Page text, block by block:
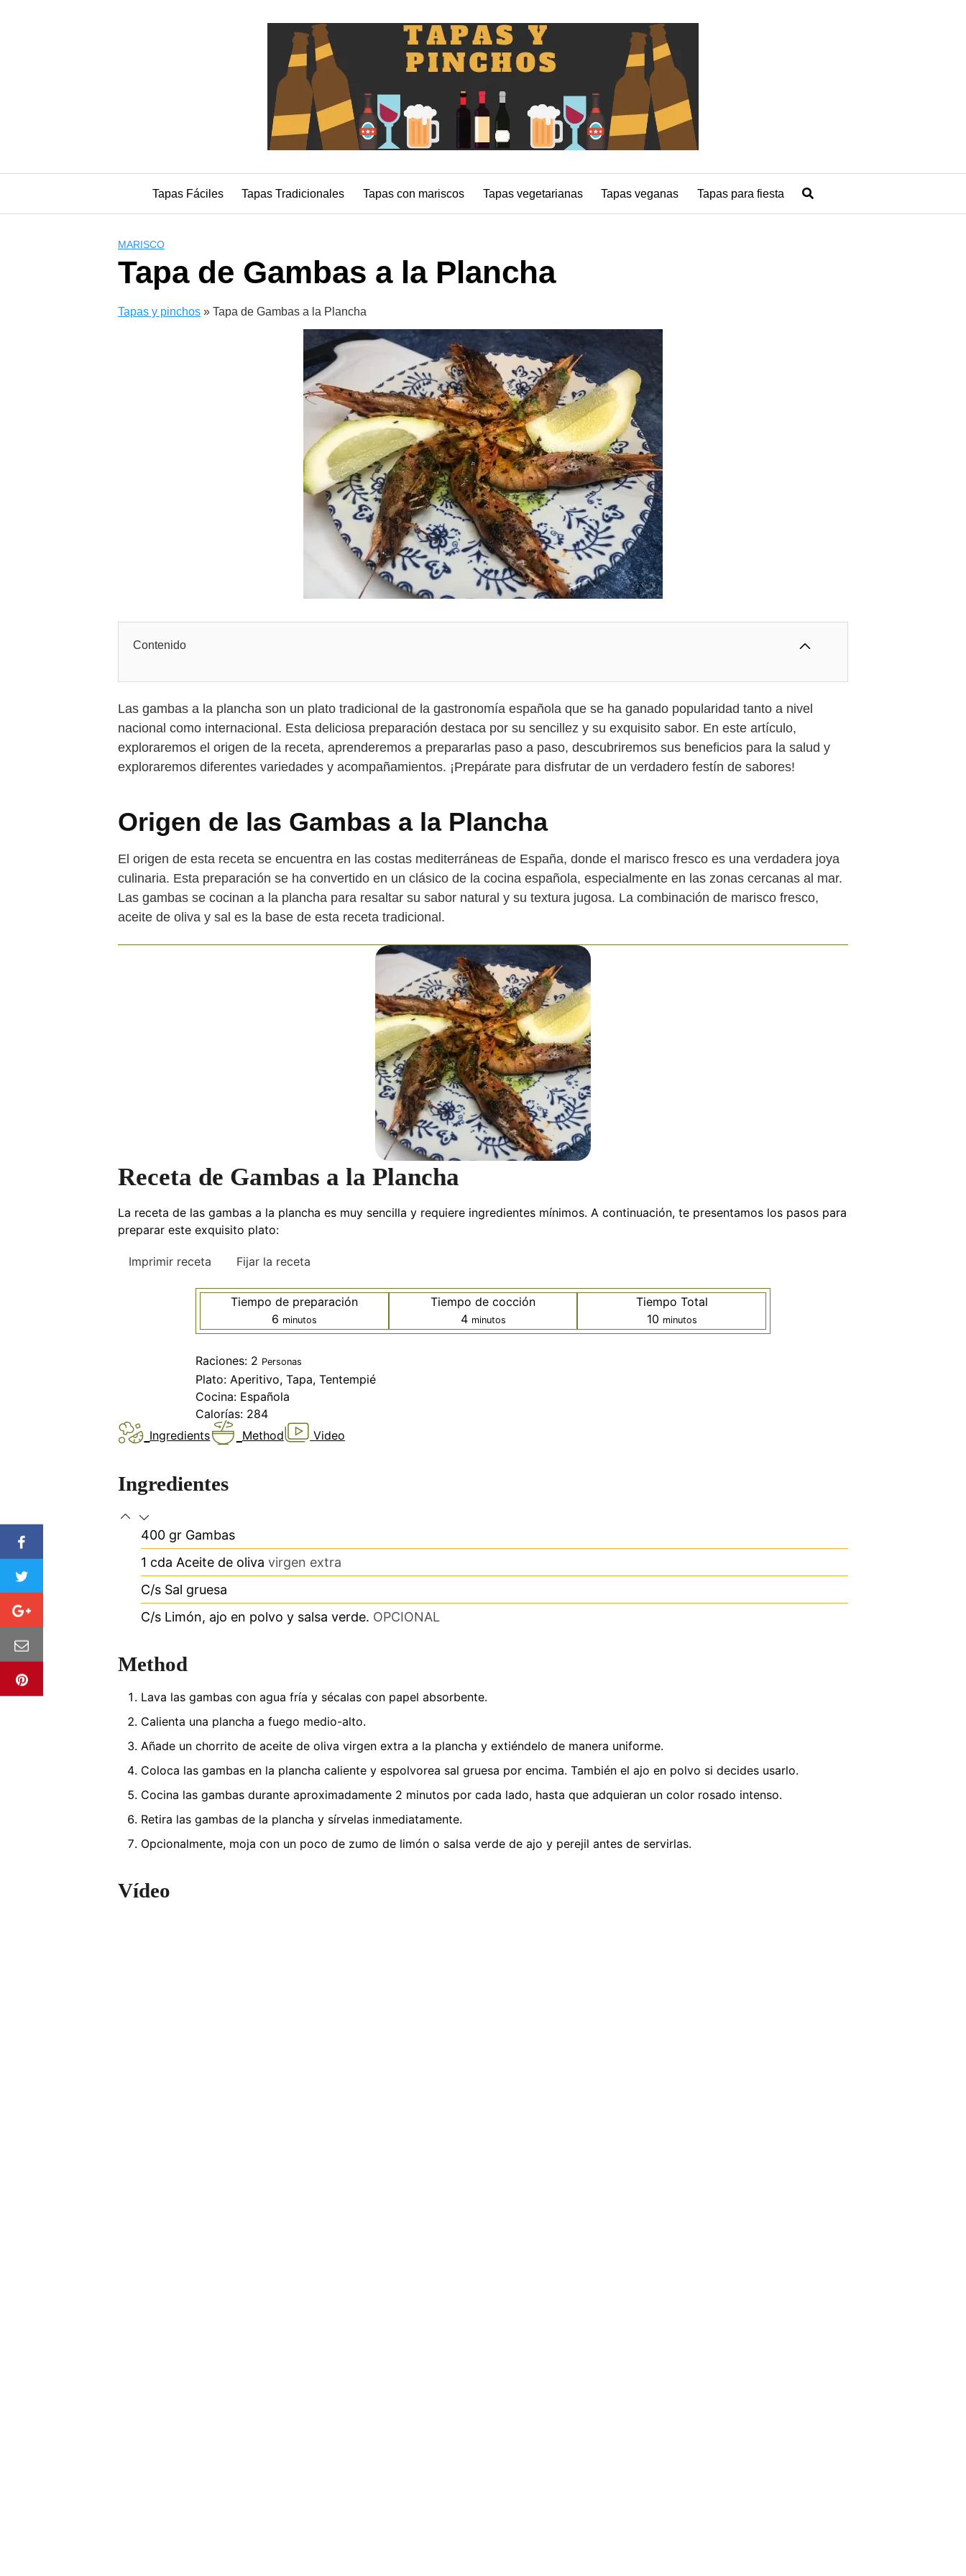
Tapas Fáciles Tapas Tradicionales Tapas con mariscos Tapas vegetarianas Tapas veganas Tapas para fiesta
MARISCO
Tapa de Gambas a la Plancha
Tapas y pinchos » Tapa de Gambas a la Plancha
Contenido
Las gambas a la plancha son un plato tradicional de la gastronomía española que se ha ganado popularidad tanto a nivel
nacional como internacional. Esta deliciosa preparación destaca por su sencillez y su exquisito sabor. En este artículo,
exploraremos el origen de la receta, aprenderemos a prepararlas paso a paso, descubriremos sus beneficios para la salud y
exploraremos diferentes variedades y acompañamientos. ¡Prepárate para disfrutar de un verdadero festín de sabores!
Origen de las Gambas a la Plancha
El origen de esta receta se encuentra en las costas mediterráneas de España, donde el marisco fresco es una verdadera joya
culinaria. Esta preparación se ha convertido en un clásico de la cocina española, especialmente en las zonas cercanas al mar.
Las gambas se cocinan a la plancha para resaltar su sabor natural y su textura jugosa. La combinación de marisco fresco,
aceite de oliva y sal es la base de esta receta tradicional.
Receta de Gambas a la Plancha
La receta de las gambas a la plancha es muy sencilla y requiere ingredientes mínimos. A continuación, te presentamos los pasos para
preparar este exquisito plato:
Imprimir receta Fijar la receta
Tiempo de preparación
6minutos
minutos
Tiempo de cocción
4minutos
minutos
Tiempo Total
10minutos
minutos
Raciones: 2 Personas
Plato: Aperitivo, Tapa, Tentempié
Cocina: Española
Calorías: 284
Ingredients
Method Video
Ingredientes
400 gr Gambas
1 cda Aceite de oliva virgen extra
C/s Sal gruesa
C/s Limón, ajo en polvo y salsa verde. OPCIONAL
Method
Lava las gambas con agua fría y sécalas con papel absorbente.
Calienta una plancha a fuego medio-alto.
Añade un chorrito de aceite de oliva virgen extra a la plancha y extiéndelo de manera uniforme.
Coloca las gambas en la plancha caliente y espolvorea sal gruesa por encima. También el ajo en polvo si decides usarlo.
Cocina las gambas durante aproximadamente 2 minutos por cada lado, hasta que adquieran un color rosado intenso.
Retira las gambas de la plancha y sírvelas inmediatamente.
Opcionalmente, moja con un poco de zumo de limón o salsa verde de ajo y perejil antes de servirlas.
Vídeo